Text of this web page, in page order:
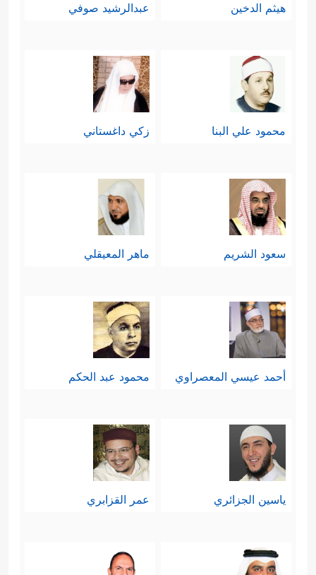
هيثم الدخين عبدالرشيد صوفي
محمود علي البنا زكي داغستاني
سعود الشريم ماهر المعيقلي
أحمد عيسي المعصراوي محمود عبد الحكم
ياسين الجزائري عمر القزابري